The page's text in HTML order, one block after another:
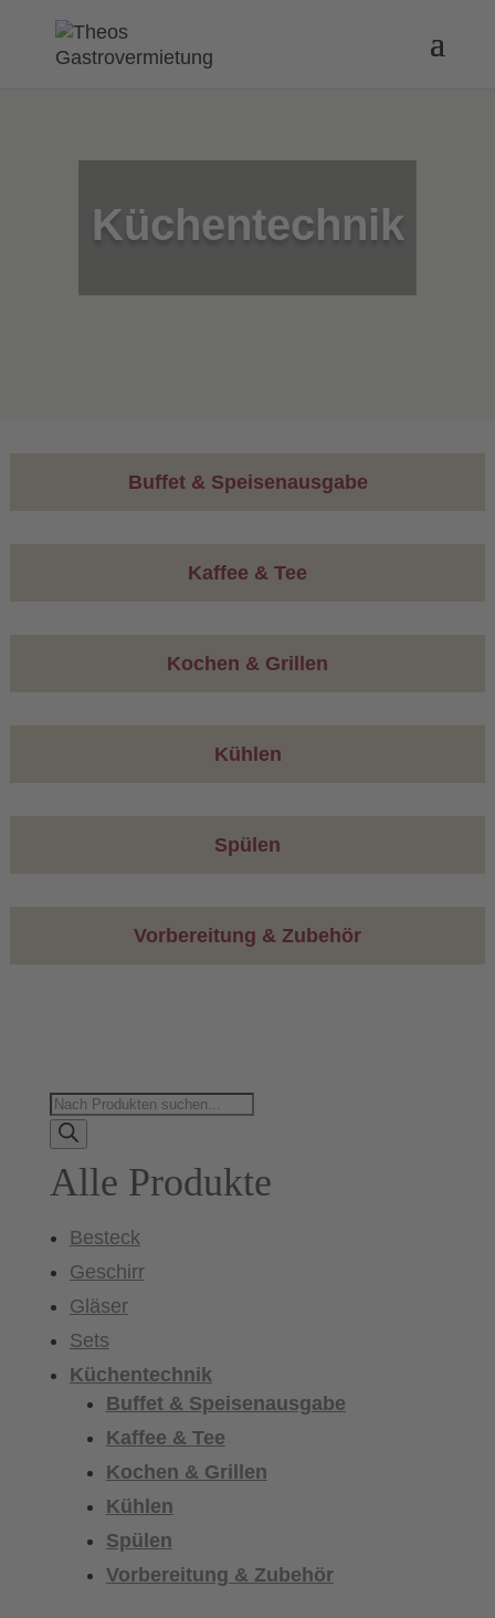
Küchentechnik
Buffet & Speisenausgabe
Kaffee & Tee
Kochen & Grillen
Kühlen
Spülen
Vorbereitung & Zubehör
Products
search
Alle Produkte
Besteck
Geschirr
Gläser
Sets
Küchentechnik
Buffet & Speisenausgabe
Kaffee & Tee
Kochen & Grillen
Kühlen
Spülen
Vorbereitung & Zubehör